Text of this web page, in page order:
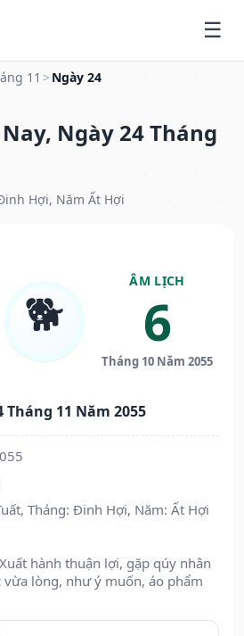
11 > Ngày 24
Ngày 24 Tháng
Hợi, Năm Ất Hợi
🐕
ÂM LỊCH
6
Tháng 10 Năm 2055
11 Năm 2055
Tháng: Đinh Hợi, Năm: Ất Hợi
Xuất hành thuận lợi, gặp qúy nhân
lòng, như ý muốn, áo phẩm